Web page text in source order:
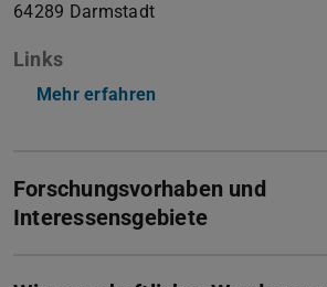
64289 Darmstadt
Links
Mehr erfahren
Forschungsvorhaben und
Interessensgebiete